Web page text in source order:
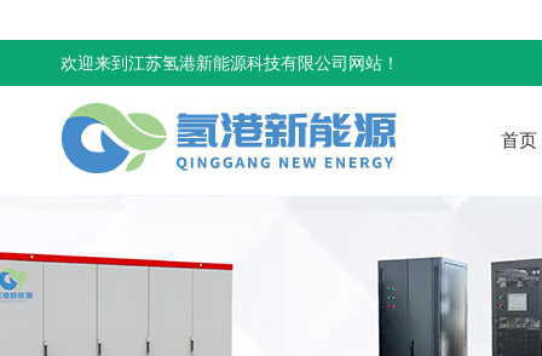
欢迎来到江苏氢港新能源科技有限公司网站！
首页